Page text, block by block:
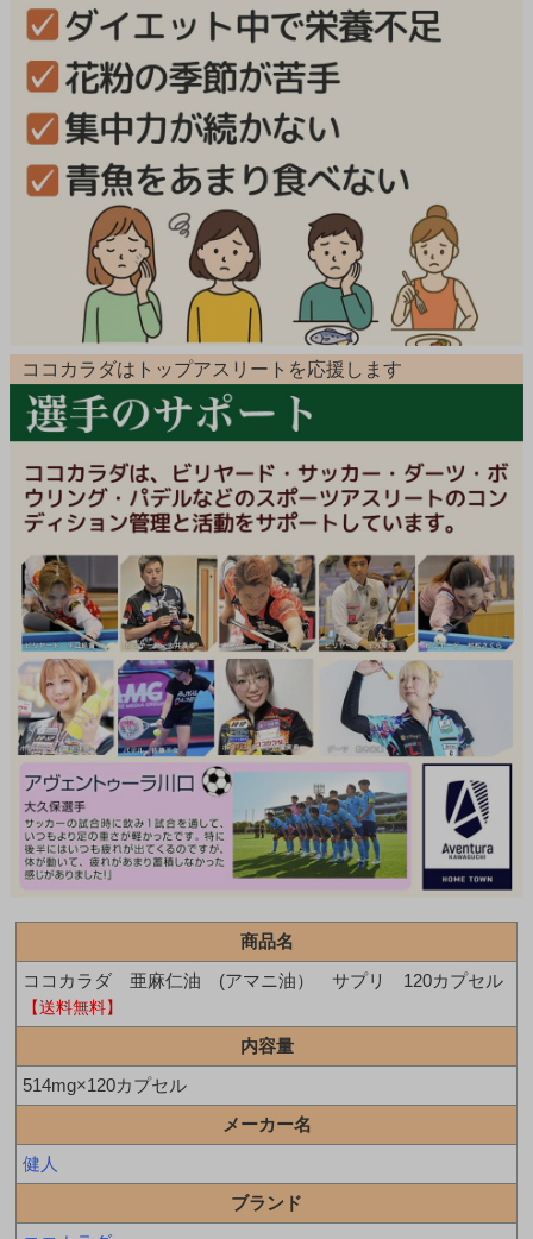
ココカラダはトップアスリートを応援します
商品名
ココカラダ 亜麻仁油 (アマニ油） サプリ 120カプセル
【送料無料】
内容量
514mg×120カプセル
メーカー名
健人
ブランド